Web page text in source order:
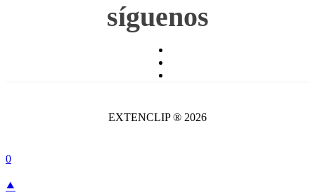
síguenos
EXTENCLIP ® 2026
0
⯅